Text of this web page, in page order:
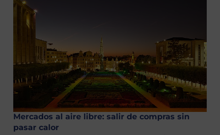
Mercados al aire libre: salir de compras sin
pasar calor